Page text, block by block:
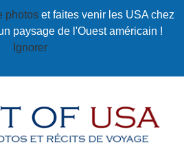
photos et faites venir les USA chez
paysage de l'Ouest américain !
Ignorer